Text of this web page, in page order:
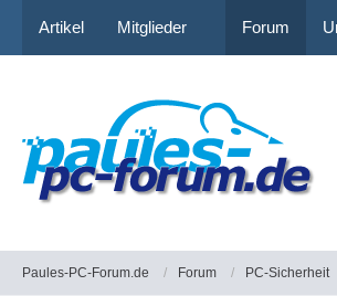
Artikel Mitglieder Forum
Paules-PC-Forum.de Forum PC-Sicherheit